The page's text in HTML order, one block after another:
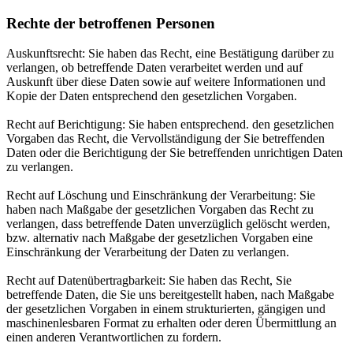
Rechte der betroffenen Personen
Auskunftsrecht: Sie haben das Recht, eine Bestätigung darüber zu
verlangen, ob betreffende Daten verarbeitet werden und auf
Auskunft über diese Daten sowie auf weitere Informationen und
Kopie der Daten entsprechend den gesetzlichen Vorgaben.
Recht auf Berichtigung: Sie haben entsprechend. den gesetzlichen
Vorgaben das Recht, die Vervollständigung der Sie betreffenden
Daten oder die Berichtigung der Sie betreffenden unrichtigen Daten
zu verlangen.
Recht auf Löschung und Einschränkung der Verarbeitung: Sie
haben nach Maßgabe der gesetzlichen Vorgaben das Recht zu
verlangen, dass betreffende Daten unverzüglich gelöscht werden,
bzw. alternativ nach Maßgabe der gesetzlichen Vorgaben eine
Einschränkung der Verarbeitung der Daten zu verlangen.
Recht auf Datenübertragbarkeit: Sie haben das Recht, Sie
betreffende Daten, die Sie uns bereitgestellt haben, nach Maßgabe
der gesetzlichen Vorgaben in einem strukturierten, gängigen und
maschinenlesbaren Format zu erhalten oder deren Übermittlung an
einen anderen Verantwortlichen zu fordern.